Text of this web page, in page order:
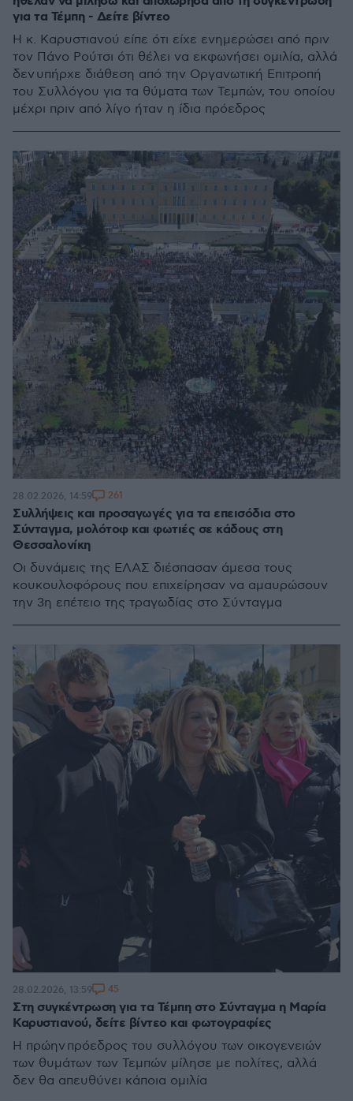
για τα Τέμπη - Δείτε βίντεο
Η κ. Καρυστιανού είπε ότι είχε ενημερώσει από πριν
τον Πάνο Ρούτσι ότι θέλει να εκφωνήσει ομιλία, αλλά
δεν υπήρχε διάθεση από την Οργανωτική Επιτροπή
του Συλλόγου για τα θύματα των Τεμπών, του οποίου
μέχρι πριν από λίγο ήταν η ίδια πρόεδρος
Συλλήψεις και προσαγωγές για τα επεισόδια στο
Σύνταγμα, μολότοφ και φωτιές σε κάδους στη
Θεσσαλονίκη
Οι δυνάμεις της ΕΛΑΣ διέσπασαν άμεσα τους
κουκουλοφόρους που επιχείρησαν να αμαυρώσουν
την 3η επέτειο της τραγωδίας στο Σύνταγμα
28.02.2026, 14:59 261
Στη συγκέντρωση για τα Τέμπη στο Σύνταγμα η Μαρία
Καρυστιανού, δείτε βίντεο και φωτογραφίες
Η πρώην πρόεδρος του συλλόγου των οικογενειών
των θυμάτων των Τεμπών μίλησε με πολίτες, αλλά
δεν θα απευθύνει κάποια ομιλία
28.02.2026, 13:59 45